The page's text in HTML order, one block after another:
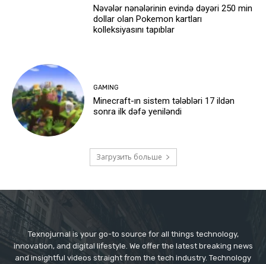
Nəvələr nənələrinin evində dəyəri 250 min
dollar olan Pokemon kartları
kolleksiyasını tapıblar
GAMING
Minecraft-ın sistem tələbləri 17 ildən
sonra ilk dəfə yeniləndi
Загрузить больше
Texnojurnal is your go-to source for all things technology,
innovation, and digital lifestyle. We offer the latest breaking news
and insightful videos straight from the tech industry. Technology